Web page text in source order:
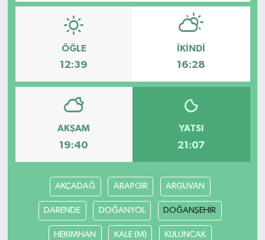
ÖĞLE
12:39
İKINDI
16:28
AKŞAM
19:40
YATSI
21:07
AKÇADAĞ ARAPGİR ARGUVAN
DARENDE DOĞANYOL DOĞANŞEHİR
HEKİMHAN KALE (M) KULUNCAK